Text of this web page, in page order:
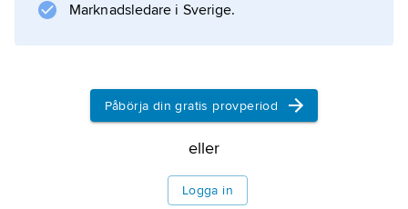
också att inget läcker ut från tankbilen.
Information om artikeln
Marknadsledare i Sverige.
Påbörja din gratis provperiod
eller
Logga in